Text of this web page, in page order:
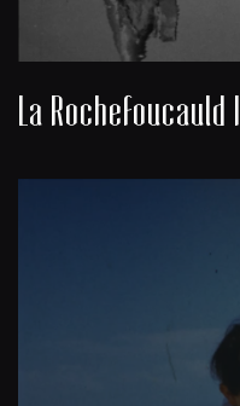
La Rochefoucauld I